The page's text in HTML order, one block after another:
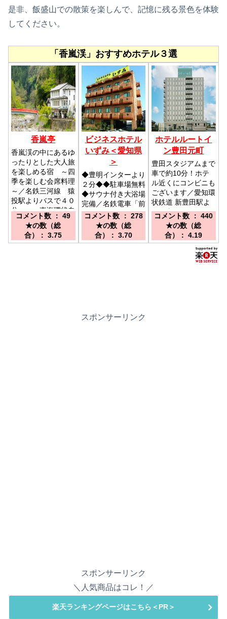
是非、飯盛山での散策を楽しんで、記憶に残る景色を体験
してください。
「香嵐渓」おすすめホテル３選
香嵐亭
香嵐渓の中にあるゆ
ったりとした大人旅
を楽しめる宿 ～四
季を楽しむ会席料理
～／名鉄三河線 猿
投駅よりバスで４０
分 東海環状自
動車道 勘八ICより
コメント数 ： 49
★の数（総
合）： 3.75
ビジネスホテル
いずみ＜愛知県
＞
◆豊明インターより
２分◆◆駐車場無料
◆サウナ付き大浴場
完備／名鉄電車「前
後駅」もしくは「豊
明駅」下車後、タク
シーで6分(約860円
ほど）★「豊明」IC
コメント数 ： 278
★の数（総
合）： 3.70
ホテルルートイ
ン豊田元町
豊田スタジアムまで
車で約10分！ホテ
ル近くにコンビニも
ございます／愛知環
状鉄道 新豊田駅よ
りお車にて約10
分。
コメント数 ： 440
★の数（総
合）： 4.19
スポンサーリンク
スポンサーリンク
＼人気商品はコレ！／
楽天ランキングページはこちら＜PR＞